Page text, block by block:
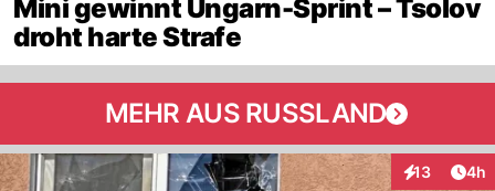
Mini gewinnt Ungarn-Sprint – Tsolov
droht harte Strafe
MEHR AUS RUSSLAND
13
Interaktionen
4h